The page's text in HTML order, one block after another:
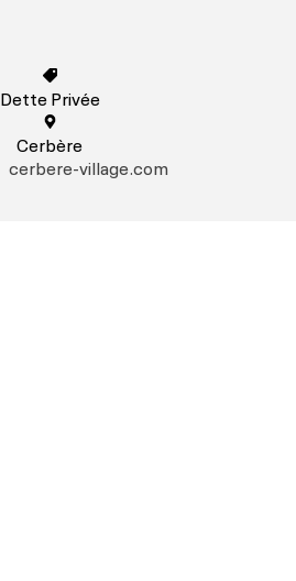
Dette Privée
Cerbère
cerbere-village.com